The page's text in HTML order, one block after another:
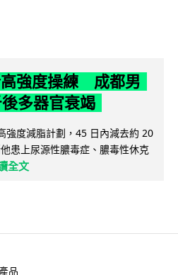
強度操練 成都男
多器官衰竭
強度減脂計劃，45 日內減去約 20
患上尿源性膿毒症、膿毒性休克
全文
品